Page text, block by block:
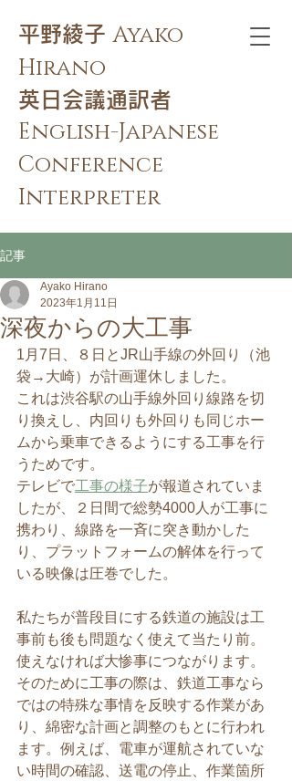
​平野綾子 Ayako
Hirano
​英日会議通訳者
English-Japanese
Conference
Interpreter
記事
深夜からの大工事
Ayako Hirano
2023年1月11日
1月7日、８日とJR山手線の外回り（池
袋→大崎）が計画運休しました。
これは渋谷駅の山手線外回り線路を切
り換えし、内回りも外回りも同じホー
ムから乗車できるようにする工事を行
うためです。
テレビで工事の様子が報道されていま
したが、２日間で総勢4000人が工事に
携わり、線路を一斉に突き動かした
り、プラットフォームの解体を行って
いる映像は圧巻でした。
私たちが普段目にする鉄道の施設は工
事前も後も問題なく使えて当たり前。
使えなければ大惨事につながります。
そのために工事の際は、鉄道工事なら
ではの特殊な事情を反映する作業があ
り、綿密な計画と調整のもとに行われ
ます。例えば、電車が運航されていな
い時間の確認、送電の停止、作業箇所